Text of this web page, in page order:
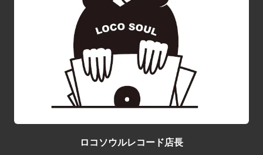
ロコソウルレコード店長